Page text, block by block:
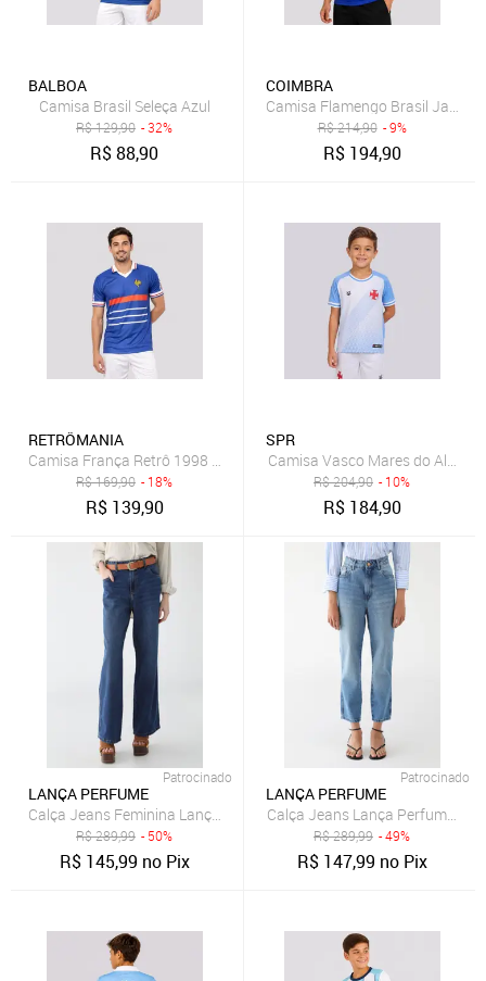
BALBOA
Camisa Brasil Seleça Azul
R$129,90 - 32%
R$88,90
COIMBRA
Camisa Flamengo Brasil
R$214,90 - 9%
R$ 194,90
RETRÔMANIA
Camisa França Retrô 1998 Dry Azul
R$169,90 - 18%
R$ 139,90
SPR
Camisa Vasco Mares do
R$204,90 - 10%
R$ 184,90
Patrocinado
LANÇA PERFUME
Calça Jeans Feminina Lança Perfume Full Length High Azul
R$289,99 - 50%
R$ 145,99 no Pix
Patrocinado
LANÇA PERFUME
Calça Jeans Lança Perfume
R$289,99 - 49%
R$ 147,99 no Pix